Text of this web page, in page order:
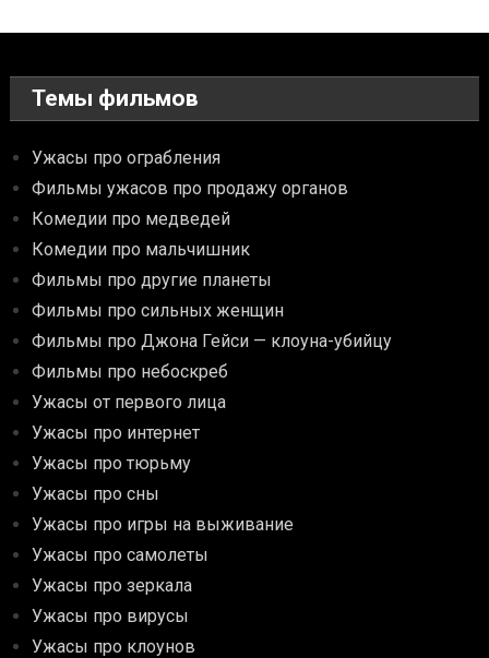
Темы фильмов
Ужасы про ограбления
Фильмы ужасов про продажу органов
Комедии про медведей
Комедии про мальчишник
Фильмы про другие планеты
Фильмы про сильных женщин
Фильмы про Джона Гейси — клоуна-убийцу
Фильмы про небоскреб
Ужасы от первого лица
Ужасы про интернет
Ужасы про тюрьму
Ужасы про сны
Ужасы про игры на выживание
Ужасы про самолеты
Ужасы про зеркала
Ужасы про вирусы
Ужасы про клоунов